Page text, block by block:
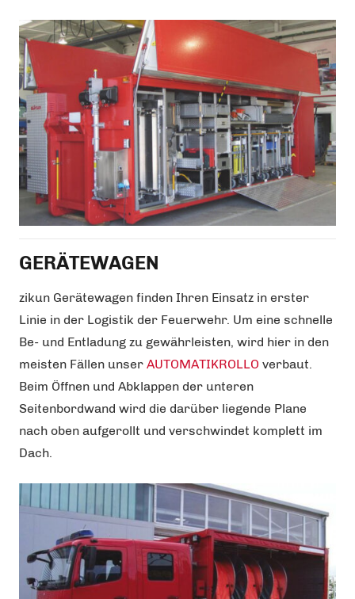
GERÄTEWAGEN
zikun Gerätewagen finden Ihren Einsatz in erster
Linie in der Logistik der Feuerwehr. Um eine schnelle
Be- und Entladung zu gewährleisten, wird hier in den
meisten Fällen unser AUTOMATIKROLLO verbaut.
Beim Öffnen und Abklappen der unteren
Seitenbordwand wird die darüber liegende Plane
nach oben aufgerollt und verschwindet komplett im
Dach.